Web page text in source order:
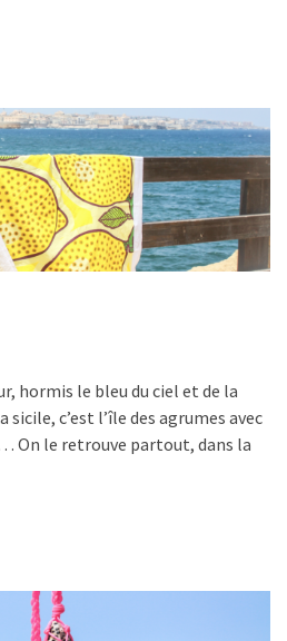
hormis le bleu du ciel et de la
sicile, c’est l’île des agrumes avec
On le retrouve partout, dans la